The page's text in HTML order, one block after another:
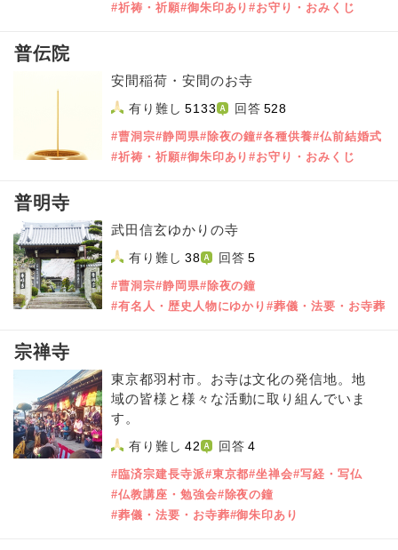
#祈祷・祈願#御朱印あり#お守り・おみくじ
普伝院
安間稲荷・安間のお寺
有り難し 5133 回答 528
#曹洞宗#静岡県#除夜の鐘#各種供養#仏前結婚式
#祈祷・祈願#御朱印あり#お守り・おみくじ
普明寺
武田信玄ゆかりの寺
有り難し 38 回答 5
#曹洞宗#静岡県#除夜の鐘
#有名人・歴史人物にゆかり#葬儀・法要・お寺葬
宗禅寺
東京都羽村市。お寺は文化の発信地。地
域の皆様と様々な活動に取り組んでいま
す。
有り難し 42 回答 4
#臨済宗建長寺派#東京都#坐禅会#写経・写仏
#仏教講座・勉強会#除夜の鐘
#葬儀・法要・お寺葬#御朱印あり